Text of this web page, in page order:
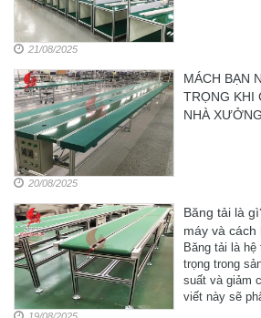
21/08/2025
MÁCH BẠN
TRỌNG KHI
NHÀ XƯỞNG
20/08/2025
Băng tải là
máy và
Băng tải là hệ
trọng trong
suất và giảm
viết này sẽ